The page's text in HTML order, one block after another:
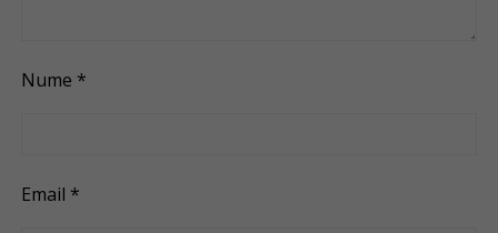
Nume *
Email *